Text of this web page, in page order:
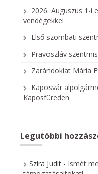
2026. Auguszus 1-i
vendégekkel
Első szombati
Pravoszláv
Zarándoklat Mária
Kaposvár
Kaposfüreden
Legutóbbi
Szira Judit - Ismét